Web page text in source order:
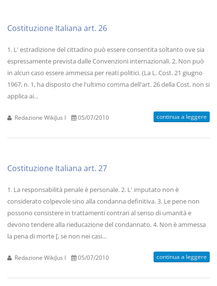
Costituzione Italiana art. 26
1. L' estradizione del cittadino può essere consentita soltanto ove sia
espressamente prevista dalle Convenzioni internazionali. 2. Non può
in alcun caso essere ammessa per reati politici. (La L. Cost. 21 giugno
1967, n. 1, ha disposto che l'ultimo comma dell'art. 26 della Cost. non si
applica ai...
Redazione WikiJus I 05/07/2010 continua a leggere
Costituzione Italiana art. 27
1. La responsabilità penale è personale. 2. L' imputato non è
considerato colpevole sino alla condanna definitiva. 3. Le pene non
possono consistere in trattamenti contrari al senso di umanità e
devono tendere alla rieducazione del condannato. 4. Non è ammessa
la pena di morte [, se non nei casi...
Redazione WikiJus I 05/07/2010 continua a leggere